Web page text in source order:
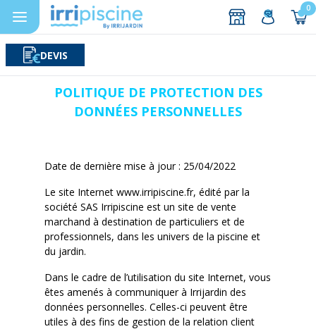
0
DEVIS
POLITIQUE DE PROTECTION DES
DONNÉES PERSONNELLES
Date de dernière mise à jour : 25/04/2022
Le site Internet www.irripiscine.fr, édité par la
société SAS Irripiscine est un site de vente
marchand à destination de particuliers et de
professionnels, dans les univers de la piscine et
du jardin.
Dans le cadre de l’utilisation du site Internet, vous
êtes amenés à communiquer à Irrijardin des
données personnelles. Celles-ci peuvent être
utiles à des fins de gestion de la relation client